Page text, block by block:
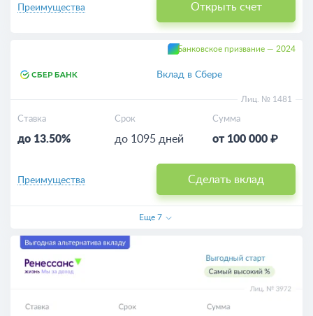
Открыть счет
Преимущества
Банковское призвание — 2024
Вклад в Сбере
Лиц. № 1481
Ставка
до 13.50%
Срок
до 1095 дней
Сумма
от 100 000 ₽
Сделать вклад
Преимущества
Еще 7